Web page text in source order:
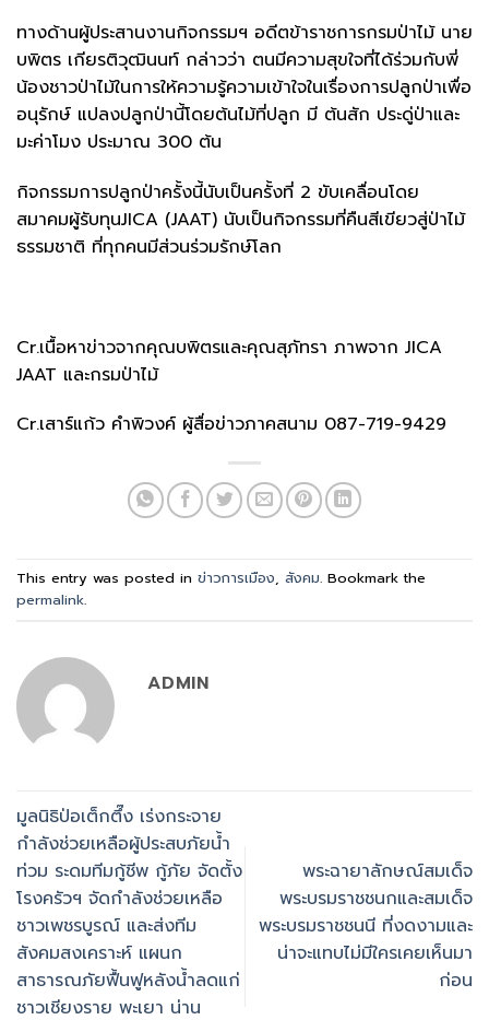
ทางด้านผู้ประสานงานกิจกรรมฯ อดีตข้าราชการกรมป่าไม้ นาย
บพิตร เกียรติวุฒินนท์ กล่าวว่า ตนมีความสุขใจที่ได้ร่วมกับพี่
น้องชาวป่าไม้ในการให้ความรู้ความเข้าใจในเรื่องการปลูกป่าเพื่อ
อนุรักษ์ แปลงปลูกป่านี้โดยต้นไม้ที่ปลูก มี ต้นสัก ประดู่ป่าและ
มะค่าโมง ประมาณ 300 ต้น
กิจกรรมการปลูกป่าครั้งนี้นับเป็นครั้งที่ 2 ขับเคลื่อนโดย
สมาคมผู้รับทุนJICA (JAAT) นับเป็นกิจกรรมที่คืนสีเขียวสู่ป่าไม้
ธรรมชาติ ที่ทุกคนมีส่วนร่วมรักษ์โลก
Cr.เนื้อหาข่าวจากคุณบพิตรและคุณสุภัทรา ภาพจาก JICA
JAAT และกรมป่าไม้
Cr.เสาร์แก้ว คำพิวงค์ ผู้สื่อข่าวภาคสนาม 087-719-9429
This entry was posted in ข่าวการเมือง, สังคม. Bookmark the
permalink.
ADMIN
มูลนิธิป่อเต็กตึ๊ง เร่งกระจาย
กำลังช่วยเหลือผู้ประสบภัยน้ำ
ท่วม ระดมทีมกู้ชีพ กู้ภัย จัดตั้ง
โรงครัวฯ จัดกำลังช่วยเหลือ
ชาวเพชรบูรณ์ และส่งทีม
สังคมสงเคราะห์ แผนก
สาธารณภัยฟื้นฟูหลังน้ำลดแก่
ชาวเชียงราย พะเยา น่าน
พระฉายาลักษณ์สมเด็จ
พระบรมราชชนกและสมเด็จ
พระบรมราชชนนี ที่งดงามและ
น่าจะแทบไม่มีใครเคยเห็นมา
ก่อน